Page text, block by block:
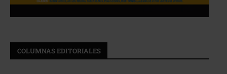
COLUMNAS EDITORIALES